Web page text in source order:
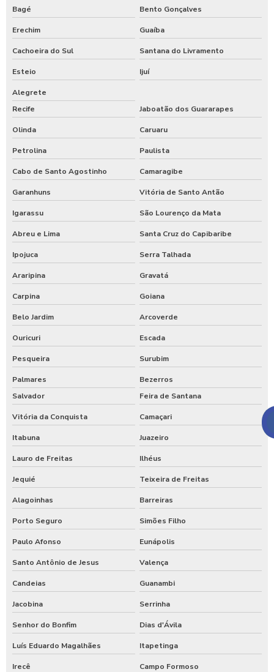
Bagé Bento Gonçalves
Erechim Guaíba
Cachoeira do Sul Santana do Livramento
Esteio Ijuí
Alegrete
Recife
Jaboatão dos Guararapes
Olinda Caruaru
Petrolina Paulista
Cabo de Santo Agostinho Camaragibe
Garanhuns Vitória de Santo Antão
Igarassu São Lourenço da Mata
Abreu e Lima Santa Cruz do Capibaribe
Ipojuca Serra Talhada
Araripina Gravatá
Carpina Goiana
Belo Jardim Arcoverde
Ouricuri Escada
Pesqueira Surubim
Palmares
Bezerros
Salvador
Feira de Santana
Vitória da Conquista Camaçari
Itabuna Juazeiro
Lauro de Freitas Ilhéus
Jequié Teixeira de Freitas
Alagoinhas Barreiras
Porto Seguro Simões Filho
Paulo Afonso Eunápolis
Santo Antônio de Jesus Valença
Candeias Guanambi
Jacobina Serrinha
Senhor do Bonfim Dias d'Ávila
Luís Eduardo Magalhães Itapetinga
Irecê Campo Formoso